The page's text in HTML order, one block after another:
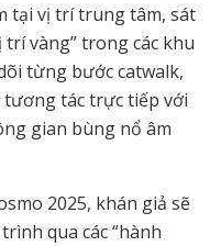
tại vị trí trung tâm, sát
trí vàng” trong các khu
từng bước catwalk,
tác trực tiếp với
gian bùng nổ âm
2025, khán giả sẽ
qua các “hành